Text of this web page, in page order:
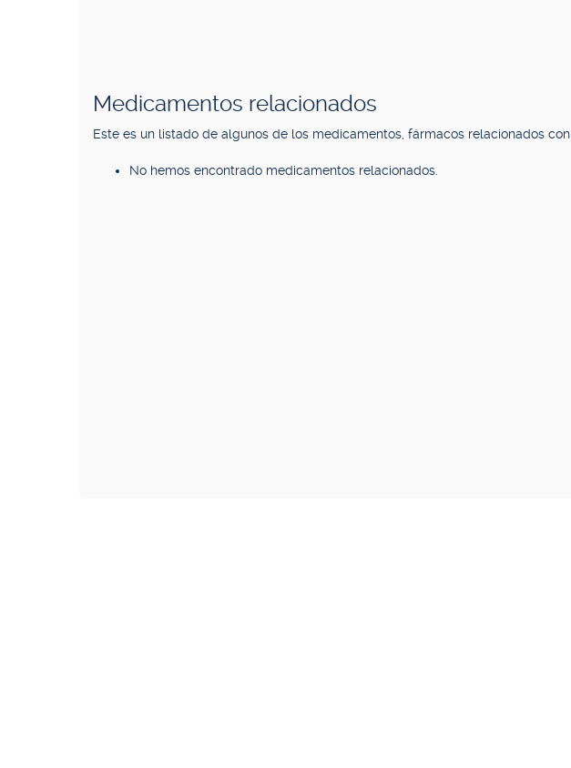
Medicamentos relacionados
Este es un listado de algunos de los medicamentos, fármacos relacionados con
No hemos encontrado medicamentos relacionados.